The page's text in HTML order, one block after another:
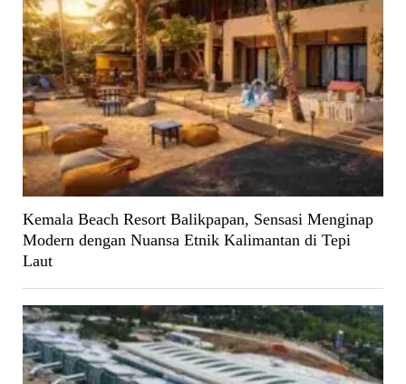
Kemala Beach Resort Balikpapan, Sensasi Menginap
Modern dengan Nuansa Etnik Kalimantan di Tepi
Laut